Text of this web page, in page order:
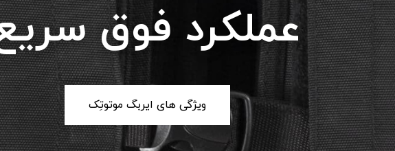
محافظت موثر
ایربگ موتورسیکلت چیست؟